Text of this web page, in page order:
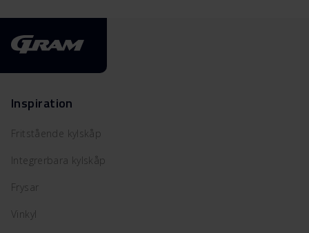
Inspiration
Fritstående kylskåp
Integrerbara kylskåp
Frysar
Vinkyl